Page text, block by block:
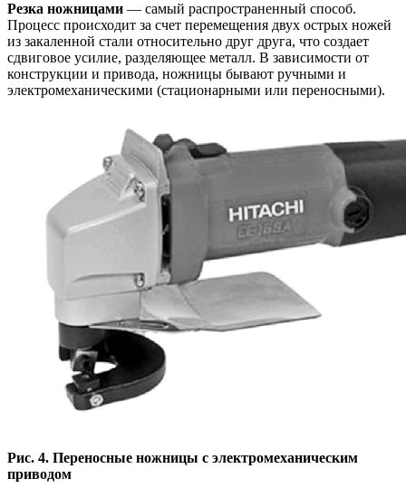
Резка ножницами — самый распространенный способ.
Процесс происходит за счет перемещения двух острых ножей
из закаленной стали относительно друг друга, что создает
сдвиговое усилие, разделяющее металл. В зависимости от
конструкции и привода, ножницы бывают ручными и
электромеханическими (стационарными или переносными).
Рис. 4. Переносные ножницы с электромеханическим
приводом